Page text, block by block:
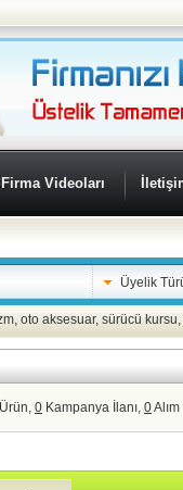
Firma Videoları
Üyelik
, oto aksesuar, sürücü kursu,
Ürün, 0 Kampanya İlanı, 0